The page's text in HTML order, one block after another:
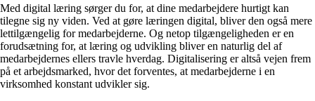
Med digital læring sørger du for, at dine medarbejdere hurtigt kan
tilegne sig ny viden. Ved at gøre læringen digital, bliver den også mere
lettilgængelig for medarbejderne. Og netop tilgængeligheden er en
forudsætning for, at læring og udvikling bliver en naturlig del af
medarbejdernes ellers travle hverdag. Digitalisering er altså vejen frem
på et arbejdsmarked, hvor det forventes, at medarbejderne i en
virksomhed konstant udvikler sig.